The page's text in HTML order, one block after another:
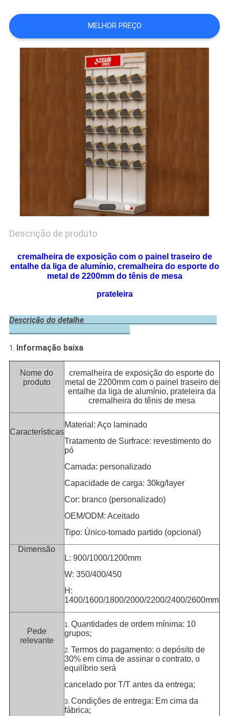
MAPA
DO
MELHOR PREÇO
Descrição de produto
cremalheira de exposição com o painel traseiro de
entalhe da liga de alumínio, cremalheira do esporte do
metal de 2200mm do tênis de mesa
prateleira
Descrição do detalhe
1. Informação baixa
Nome do
produto
cremalheira de exposição do esporte do
metal de 2200mm com o painel traseiro de
entalhe da liga de alumínio, prateleira da
cremalheira do tênis de mesa
Características
Material: Aço laminado
Tratamento de Surfrace: revestimento do
pó
Camada: personalizado
Capacidade de carga: 30kg/layer
Cor: branco (personalizado)
OEM/ODM: Aceitado
Tipo: Único-tomado partido (opcional)
Dimensão
L: 900/1000/1200mm
W: 350/400/450
H:
1400/1600/1800/2000/2200/2400/2600mm
Pede
relevante
1. Quantidades de ordem mínima: 10
grupos;
2. Termos do pagamento: o depósito de
30% em cima de assinar o contrato, o
equilíbrio será
cancelado por T/T antes da entrega;
3. Condições de entrega: Em cima da
fábrica;